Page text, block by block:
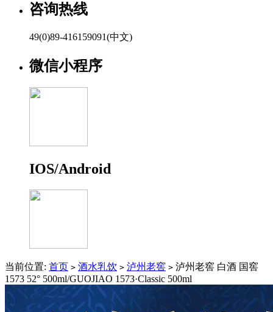
咨询热线
49(0)89-416159091(中文)
微信小程序
IOS/Android
当前位置: 首页 > 酒水乳饮 > 泸州老窖 > 泸州老窖 白酒 国窖
1573 52° 500ml/GUOJIAO 1573·Classic 500ml